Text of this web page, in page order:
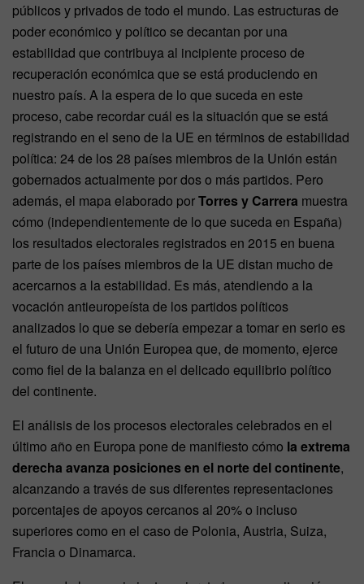
públicos y privados de todo el mundo. Las estructuras de
poder económico y político se decantan por una
estabilidad que contribuya al incipiente proceso de
recuperación económica que se está produciendo en
nuestro país. A la espera de lo que suceda en este
proceso, cabe recordar cuál es la situación que se está
registrando en el seno de la UE en términos de estabilidad
política: 24 de los 28 países miembros de la Unión están
gobernados actualmente por dos o más partidos. Pero
además, el mapa elaborado porTorres y Carrera muestra
cómo (independientemente de lo que suceda en España)
los resultados electorales registrados en 2015 en buena
parte de los países miembros de la UE distan mucho de
acercarnos a la estabilidad. Es más, atendiendo a la
vocación antieuropeísta de los partidos políticos
analizados lo que se debería empezar a tomar en serio es
el futuro de una Unión Europea que, de momento, ejerce
como fiel de la balanza en el delicado equilibrio político
del continente.
El análisis de los procesos electorales celebrados en el
último año en Europa pone de manifiesto cómo la extrema
derecha avanza posiciones en el norte del continente,
alcanzando a través de sus diferentes representaciones
porcentajes de apoyos cercanos al 20% o incluso
superiores como en el caso de Polonia, Austria, Suiza,
Francia o Dinamarca.